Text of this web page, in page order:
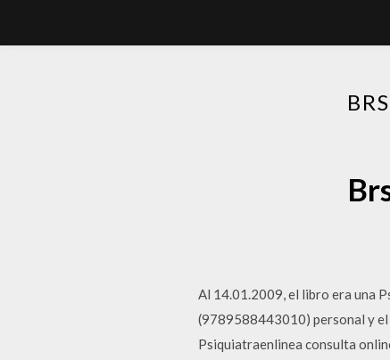
Al 14.01.2009, el libro era una
(9789588443010) personal y
Psiquiatraenlinea consulta